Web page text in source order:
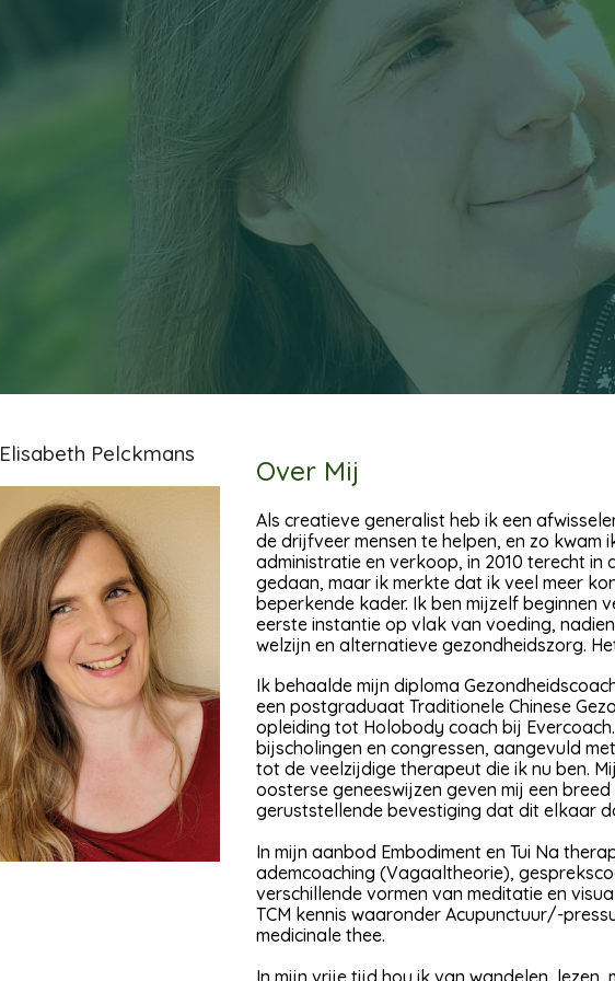
Skip to main content Skip to
Elisabeth Pelckmans
Over Mij
Als creatieve generalist heb ik een
de drijfveer mensen te helpen, en zo kwam
administratie en verkoop, in 2010 terecht
gedaan, maar ik merkte dat ik veel meer
beperkende kader. Ik ben mijzelf beginnen
eerste instantie op vlak van voeding,
welzijn en alternatieve gezondheidszorg.
Ik behaalde mijn diploma
een postgraduaat Traditionele Chinese
opleiding tot Holobody coach bij
bijscholingen en congressen, aangevuld
tot de veelzijdige therapeut die ik nu ben.
oosterse geneeswijzen geven mij een
geruststellende bevestiging dat dit elkaar
In mijn aanbod Embodiment en Tui Na
ademcoaching (Vagaaltheorie),
verschillende vormen van meditatie en
TCM kennis waaronder Acupunctuur/-
medicinale thee.
In mijn vrije tijd hou ik van wandelen,